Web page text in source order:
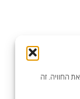
החוויה. זה